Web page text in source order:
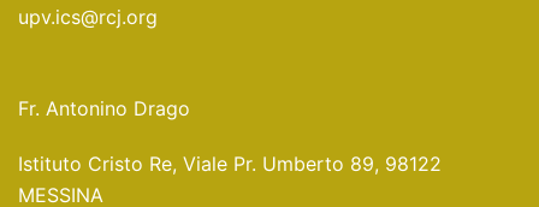
upv.ics@rcj.org
Fr. Antonino Drago
Istituto Cristo Re, Viale Pr. Umberto 89, 98122
MESSINA